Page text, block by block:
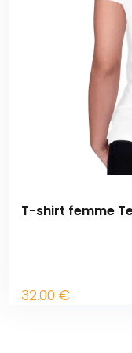
T-shirt femme
32.00 €